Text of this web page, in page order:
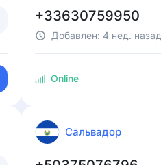
+33630759950
Добавлен: 4 нед. назад
Online
Сальвадор